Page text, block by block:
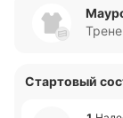
Стартовый